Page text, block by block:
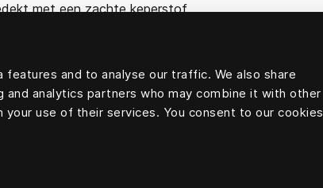
and to analyse our traffic. We also share
analytics partners who may combine it with other
use of their services. You consent to our
met een zachte keperstof.
zijde